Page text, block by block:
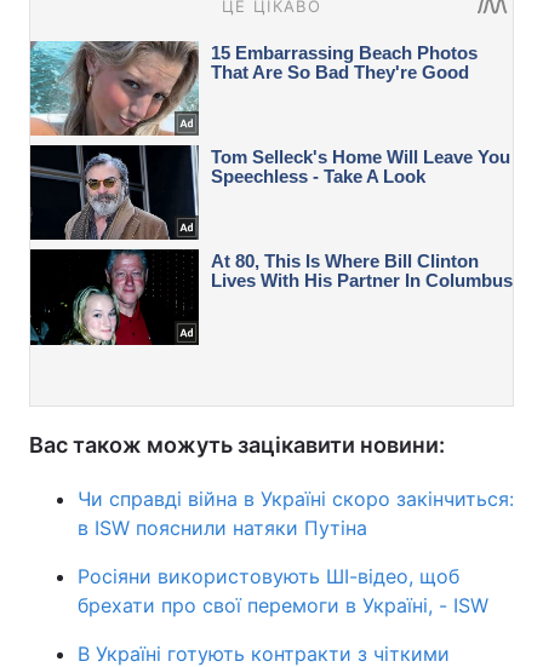
Вас також можуть зацікавити новини:
Чи справді війна в Україні скоро закінчиться:
в ISW пояснили натяки Путіна
Росіяни використовують ШІ-відео, щоб
брехати про свої перемоги в Україні, - ISW
В Україні готують контракти з чіткими